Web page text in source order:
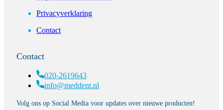
Privacyverklaring
Contact
Contact
020-2619643
info@meddent.nl
Volg ons op Social Media voor updates over nieuwe producten!